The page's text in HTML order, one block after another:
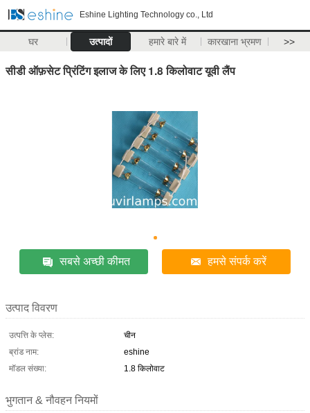
Eshine Lighting Technology co., Ltd
घर उत्पादों हमारे बारे में कारखाना भ्रमण >>
सीडी ऑफ़सेट प्रिंटिंग इलाज के लिए 1.8 किलोवाट यूवी लैंप
सबसे अच्छी कीमत हमसे संपर्क करें
उत्पाद विवरण
उत्पत्ति के प्लेस:
चीन
ब्रांड नाम:
eshine
मॉडल संख्या:
1.8 किलोवाट
भुगतान & नौवहन नियमों